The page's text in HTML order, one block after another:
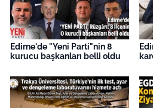
Edirne'de "Yeni Parti"nin 8
kurucu başkanları belli oldu